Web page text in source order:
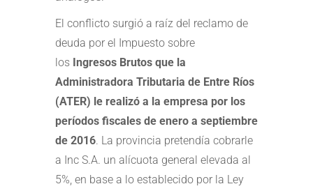
El conflicto surgió a raíz del reclamo de
deuda por el Impuesto sobre
los Ingresos Brutos que la
Administradora Tributaria de Entre Ríos
(ATER) le realizó a la empresa por los
períodos fiscales de enero a septiembre
de 2016. La provincia pretendía cobrarle
a Inc S.A. un alícuota general elevada al
5%, en base a lo establecido por la Ley